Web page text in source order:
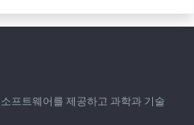
프트웨어를 제공하고 과학과 기술